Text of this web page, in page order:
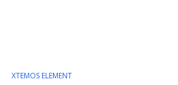
XTEMOS ELEMENT